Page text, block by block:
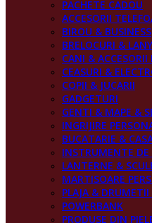
PACHETE CADOU
ACCESORII
BIROU & BUSINESS
BRELOCURI &
CANI & ACCESORII
CEASURI &
COPII & JUCARII
GADGETURI
GENTI & MAPE &
INGRIJIRE
BUCATARIE &
INSTRUMENTE DE
LANTERNE &
MARTISOARE
PLAJA &
POWERBANK
PRODUSE DIN